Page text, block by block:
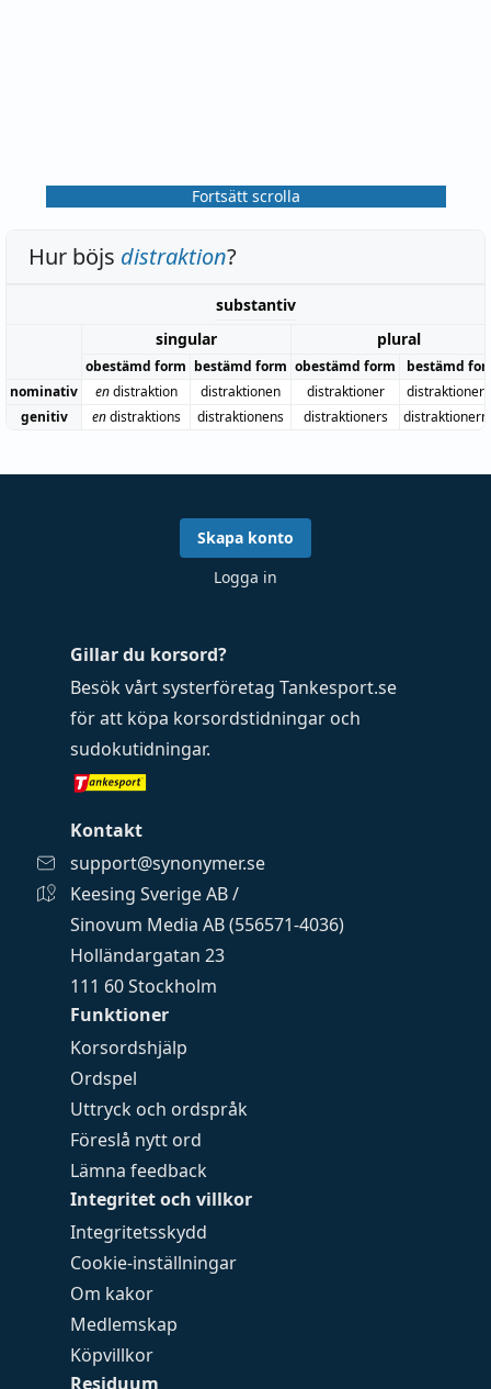
Fortsätt scrolla
Hur böjs distraktion?
substantiv
singular
plural
obestämd form bestämd form obestämd form
bestämd
nominativ
endistraktion distraktionen distraktioner
genitiv
endistraktions distraktionens distraktioners
Funktioner
Korsordshjälp
Ordspel
Uttryck och ordspråk
Föreslå nytt ord
Lämna feedback
Integritet och villkor
Integritetsskydd
Cookie-inställningar
Om kakor
Medlemskap
Köpvillkor
Residuum
Gillar du korsord?
Besök vårt systerföretag Tankesport.se
för att köpa korsordstidningar och
sudokutidningar.
Kontakt
support@synonymer.se
Keesing Sverige AB /
Sinovum Media AB (556571-4036)
Holländargatan 23
111 60 Stockholm
Skapa konto
Logga in